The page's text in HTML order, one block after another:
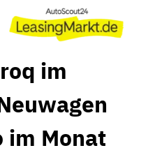
im
im Monat